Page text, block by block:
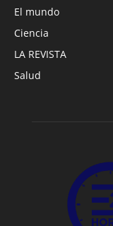
El mundo
Ciencia
LA REVISTA
Salud